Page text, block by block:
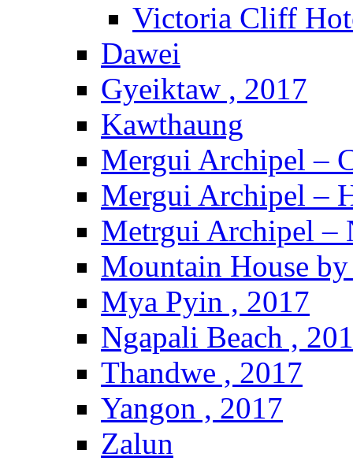
Victoria Cliff
Dawei
Gyeiktaw , 2017
Kawthaung
Mergui Archipel –
Mergui Archipel –
Metrgui Archipel –
Mountain House
Mya Pyin , 2017
Ngapali Beach ,
Thandwe , 2017
Yangon , 2017
Zalun